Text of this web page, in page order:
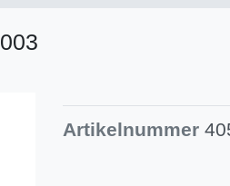
Artikelnummer